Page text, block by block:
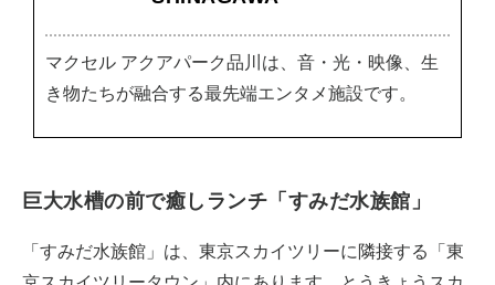
マクセル アクアパーク品川は、音・光・映像、生
き物たちが融合する最先端エンタメ施設です。
巨大水槽の前で癒しランチ「すみだ水族館」
「すみだ水族館」は、東京スカイツリーに隣接する「東